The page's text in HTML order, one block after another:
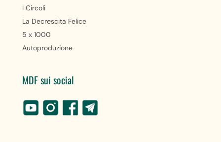
I Circoli
La Decrescita Felice
5 x 1000
Autoproduzione
MDF sui social